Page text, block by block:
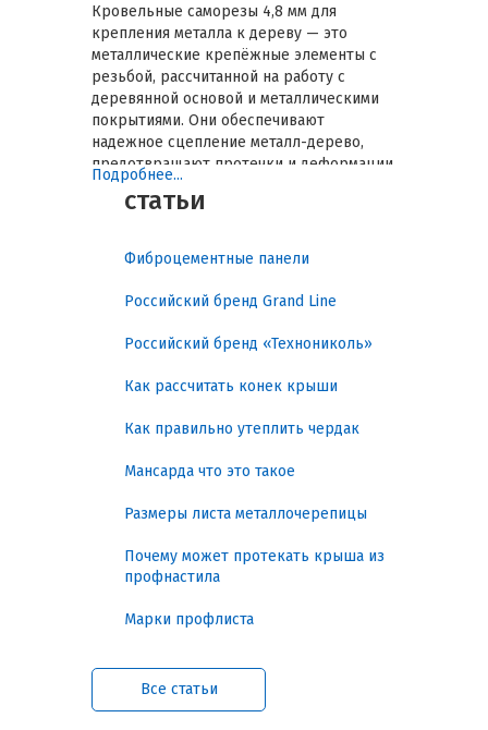
Кровельные саморезы 4,8 мм для
крепления металла к дереву — это
металлические крепёжные элементы с
резьбой, рассчитанной на работу с
деревянной основой и металлическими
покрытиями. Они обеспечивают
надежное сцепление металл-дерево,
предотвращают протечки и деформации
кровли, а также минимизируют риск
расшатывания элементов со временем.
долговечность конструкции и снижает
расходы на ремонт. В этом гиде
рассматриваются задачи, классификация,
практические рекомендации и
особенности различныхкрепежных
и долговечность кровли
Кровельные саморезы решают
несколько ключевых задач:
деревянной основе. Правильный
обеспечивают прочность
соединения и отсутствие люфта.
Защита от протечек и коррозии.
Подробнее...
статьи
Фиброцементные панели
Российский бренд Grand Line
Российский бренд «Технониколь»
Как рассчитать конек крыши
Как правильно утеплить чердак
Мансарда что это такое
Размеры листа металлочерепицы
Почему может протекать крыша из
профнастила
Марки профлиста
Все статьи